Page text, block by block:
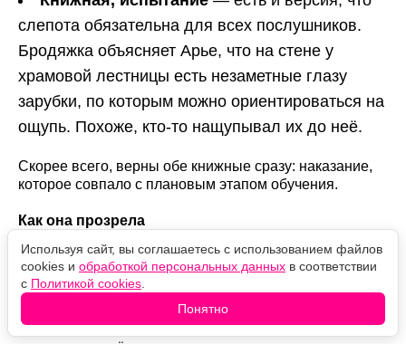
слепота обязательна для всех послушников.
Бродяжка объясняет Арье, что на стене у
храмовой лестницы есть незаметные глазу
зарубки, по которым можно ориентироваться на
ощупь. Похоже, кто-то нащупывал их до неё.
Скорее всего, верны обе книжные сразу: наказание,
которое совпало с плановым этапом обучения.
Как она прозрела
Слепой Арья остаётся ненадолго. Она нищенствует
на улицах Браавоса, а Бродяжка ежедневно приходит
избивать её посохом — тренировка через боль. Якен
Хгар предлагает сделку: назови своё имя, и получишь
крышу над головой, одежду и зрение. Арья отвечает,
Используя сайт, вы соглашаетесь с использованием файлов
cookies и обработкой персональных данных в соответствии
с Политикой cookies
Понятно